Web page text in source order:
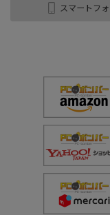
スマートフ